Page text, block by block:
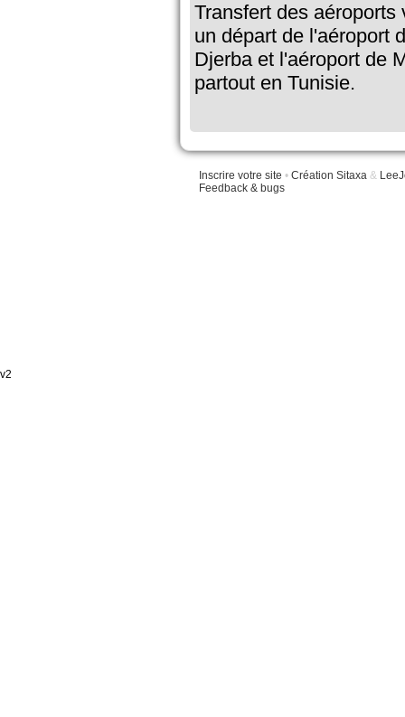
Transfert des
un départ de l'aéroport
Djerba et l'aéroport de
partout en Tunisie.
Inscrire votre site • Création Sitaxa &
Feedback & bugs
v2